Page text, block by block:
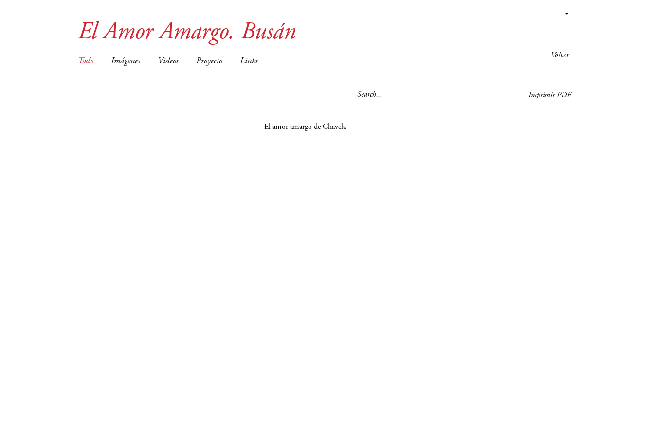
Volver
El Amor Amargo. Busán
Todo Imágenes Videos Proyecto Links
Imprimir PDF
El amor amargo de Chavela